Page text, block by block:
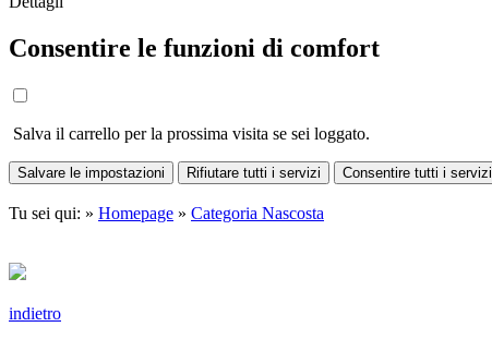
Consentire le funzioni di comfort
Salva il carrello per la prossima visita se sei loggato.
Salvare le impostazioni Rifiutare tutti i servizi Consentire tutti i servizi
Tu sei qui: » Homepage » Categoria Nascosta
indietro